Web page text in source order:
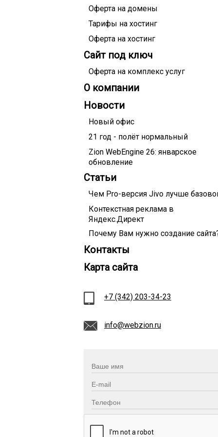
Оферта на домены
Тарифы на хостинг
Оферта на хостинг
Сайт под ключ
Оферта на комплекс услуг
О компании
Новости
Новый офис
21 год - полёт нормальный
Zion WebEngine 26: январское
обновление
Статьи
Чем Pro-версия Jivo лучше
Контекстная реклама в
Яндекс.Директ
Почему Вам нужно создание
Контакты
Карта сайта
+7 (342) 203-34-23
info@webzion.ru